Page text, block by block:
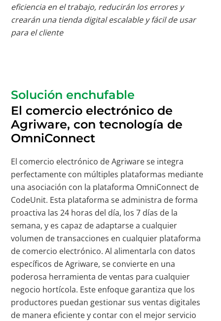
eficiencia en el trabajo, reducirán los errores y
crearán una tienda digital escalable y fácil de usar
para el cliente
Solución enchufable
El comercio electrónico de
Agriware, con tecnología de
OmniConnect
El comercio electrónico de Agriware se integra
perfectamente con múltiples plataformas mediante
una asociación con la plataforma OmniConnect de
CodeUnit. Esta plataforma se administra de forma
proactiva las 24 horas del día, los 7 días de la
semana, y es capaz de adaptarse a cualquier
volumen de transacciones en cualquier plataforma
de comercio electrónico. Al alimentarla con datos
específicos de Agriware, se convierte en una
poderosa herramienta de ventas para cualquier
negocio hortícola. Este enfoque garantiza que los
productores puedan gestionar sus ventas digitales
de manera eficiente y contar con el mejor servicio